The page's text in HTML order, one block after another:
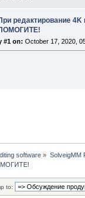
редактирование
#1 on: October 17, 2020,
software » SolveigMM
to: